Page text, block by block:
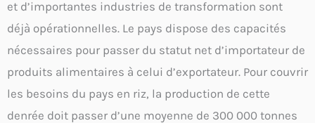
et d’importantes industries de transformation sont
déjà opérationnelles. Le pays dispose des capacités
nécessaires pour passer du statut net d’importateur de
produits alimentaires à celui d’exportateur. Pour couvrir
les besoins du pays en riz, la production de cette
denrée doit passer d’une moyenne de 300 000 tonnes